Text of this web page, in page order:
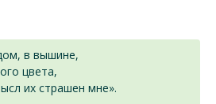
в вышине,
цвета,
их страшен мне».